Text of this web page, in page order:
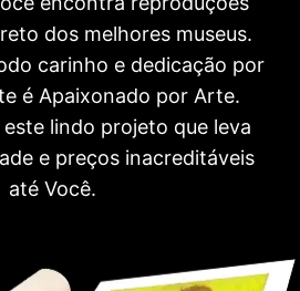
dos melhores museus.
carinho e dedicação por
é Apaixonado por Arte.
lindo projeto que leva
e preços inacreditáveis
até Você.